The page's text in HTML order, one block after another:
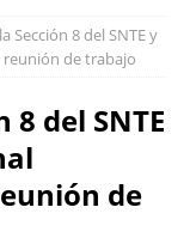
Sección 8 del SNTE y
reunión de trabajo
8 del SNTE
de